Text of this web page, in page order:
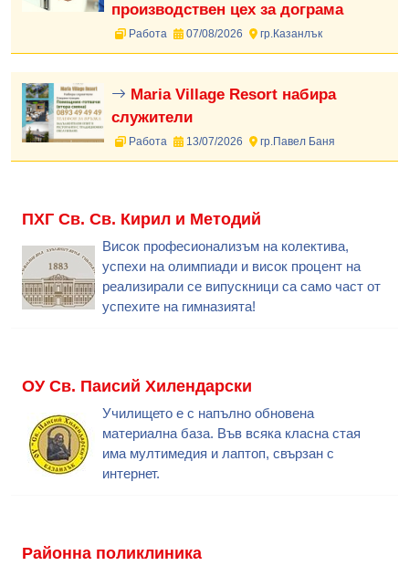
производствен цех за дограма
Работа 07/08/2026 гр.Казанлък
Maria Village Resort набира
служители
Работа 13/07/2026 гр.Павел Баня
ПХГ Св. Св. Кирил и Методий
Висок професионализъм на колектива,
успехи на олимпиади и висок процент на
реализирали се випускници са само част от
успехите на гимназията!
ОУ Св. Паисий Хилендарски
Училището е с напълно обновена
материална база. Във всяка класна стая
има мултимедия и лаптоп, свързан с
интернет.
Районна поликлиника